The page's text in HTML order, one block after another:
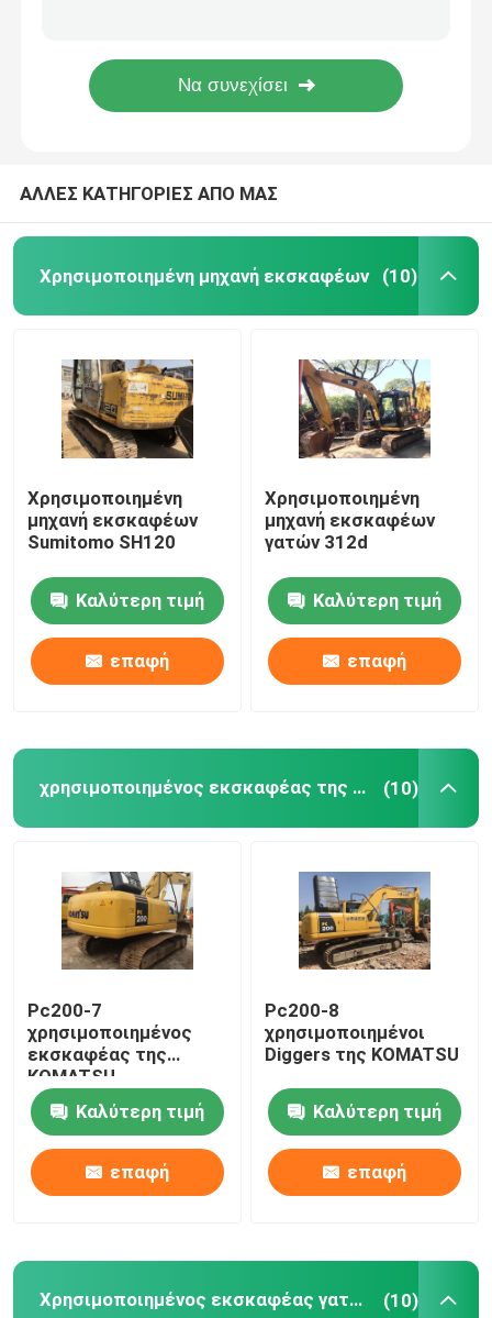
Χρησιμοποιημένος εκσκαφέας Hitachi
χρησιμοποιημένος εκσκαφέας αντιολισθητικών
Χρησιμοποιημένος εκσκαφέας Sumitomo
φορτωτής ροδών χεριών δευτερολέπτου
ΑΛΛΕΣ ΚΑΤΗΓΟΡΙΕΣ ΑΠΟ ΜΑΣ
Χρησιμοποιημένη μηχανή εκσκαφέων (10)
Χρησιμοποιημένη
μηχανή εκσκαφέων
Sumitomo SH120
Καλύτερη τιμή
επαφή
Χρησιμοποιημένη
μηχανή εκσκαφέων
γατών 312d
Καλύτερη τιμή
επαφή
χρησιμοποιημένος εκσκαφέας της KOMATSU (10)
Pc200-7
χρησιμοποιημένος
εκσκαφέας της
KOMATSU
Καλύτερη τιμή
επαφή
Pc200-8
χρησιμοποιημένοι
Diggers της KOMATSU
Καλύτερη τιμή
επαφή
Χρησιμοποιημένος εκσκαφέας γατών (10)